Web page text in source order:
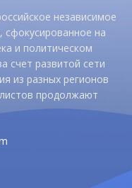
независимое
на
и политическом
счет развитой сети
из разных регионов
продолжают